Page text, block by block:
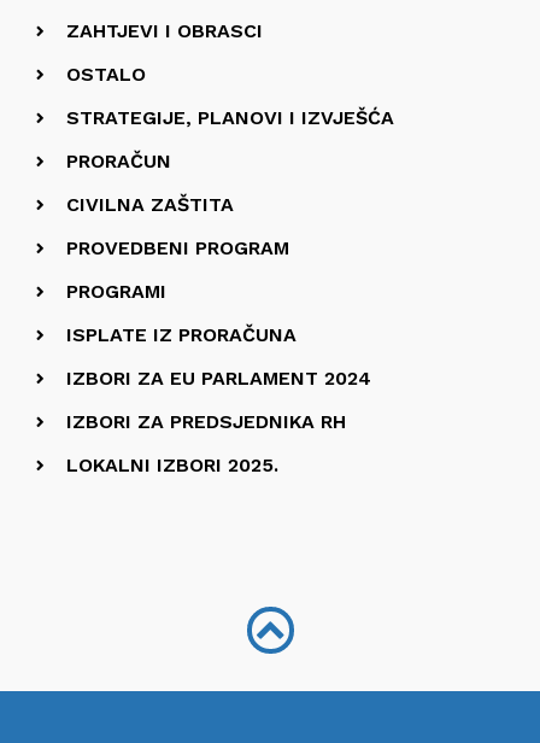
ZAHTJEVI I OBRASCI
OSTALO
STRATEGIJE, PLANOVI I IZVJEŠĆA
PRORAČUN
CIVILNA ZAŠTITA
PROVEDBENI PROGRAM
PROGRAMI
ISPLATE IZ PRORAČUNA
IZBORI ZA EU PARLAMENT 2024
IZBORI ZA PREDSJEDNIKA RH
LOKALNI IZBORI 2025.